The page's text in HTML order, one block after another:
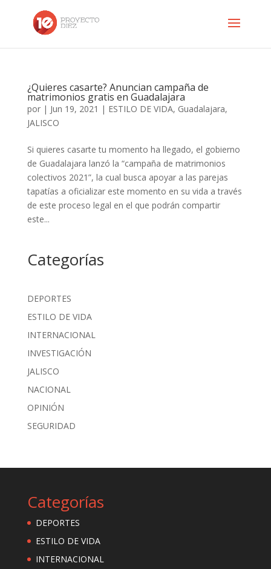
¿Quieres casarte? Anuncian campaña de
matrimonios gratis en Guadalajara
por | Jun 19, 2021 | ESTILO DE VIDA, Guadalajara,
JALISCO
Si quieres casarte tu momento ha llegado, el gobierno
de Guadalajara lanzó la “campaña de matrimonios
colectivos 2021”, la cual busca apoyar a las parejas
tapatías a oficializar este momento en su vida a través
de este proceso legal en el que podrán compartir
este...
Categorías
DEPORTES
ESTILO DE VIDA
INTERNACIONAL
INVESTIGACIÓN
JALISCO
NACIONAL
OPINIÓN
SEGURIDAD
Categorías
DEPORTES
ESTILO DE VIDA
INTERNACIONAL